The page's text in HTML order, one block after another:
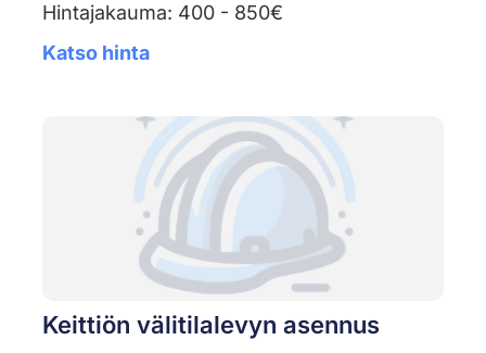
Hintajakauma: 400 - 850€
Katso hinta
Keittiön välitilalevyn asennus